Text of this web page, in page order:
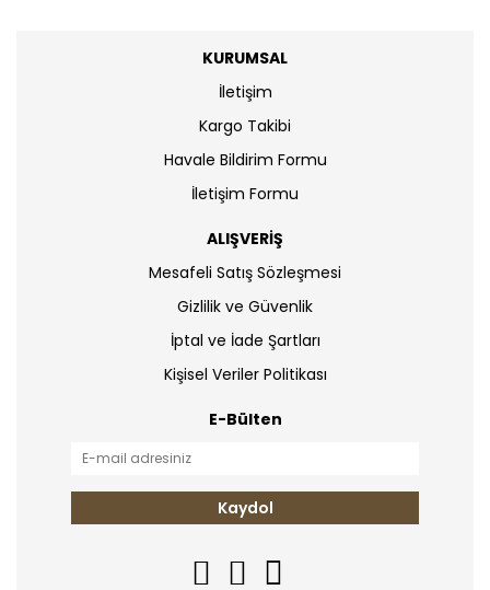
KURUMSAL
İletişim
Kargo Takibi
Havale Bildirim Formu
İletişim Formu
ALIŞVERİŞ
Mesafeli Satış Sözleşmesi
Gizlilik ve Güvenlik
İptal ve İade Şartları
Kişisel Veriler Politikası
E-Bülten
Kaydol